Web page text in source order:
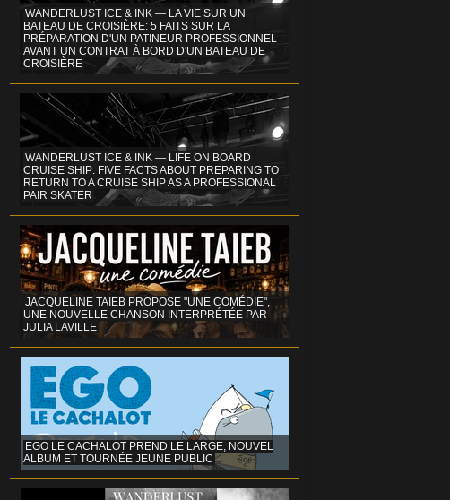
WANDERLUST ICE & INK — LA VIE SUR UN
BATEAU DE CROISIÈRE: 5 FAITS SUR LA
PRÉPARATION D'UN PATINEUR PROFESSIONNEL
AVANT UN CONTRAT À BORD D'UN BATEAU DE
CROISIÈRE
WANDERLUST ICE & INK — LIFE ON BOARD
CRUISE SHIP: FIVE FACTS ABOUT PREPARING TO
RETURN TO A CRUISE SHIP AS A PROFESSIONAL
PAIR SKATER
JACQUELINE TAIEB PROPOSE "UNE COMÉDIE",
UNE NOUVELLE CHANSON INTERPRÉTÉE PAR
JULIA LAVILLE
EGO LE CACHALOT PREND LE LARGE, NOUVEL
ALBUM ET TOURNÉE JEUNE PUBLIC